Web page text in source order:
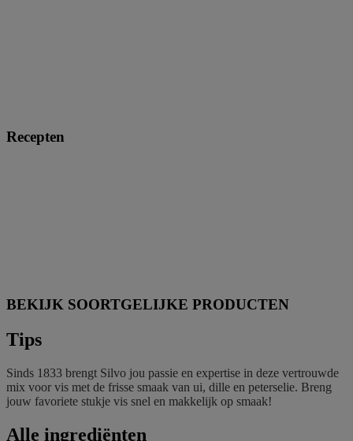
Recepten
BEKIJK SOORTGELIJKE PRODUCTEN
Tips
Sinds 1833 brengt Silvo jou passie en expertise in deze vertrouwde
mix voor vis met de frisse smaak van ui, dille en peterselie. Breng
jouw favoriete stukje vis snel en makkelijk op smaak!
Alle ingrediënten